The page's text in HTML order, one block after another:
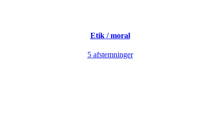
Etik/ moral
5 afstemninger